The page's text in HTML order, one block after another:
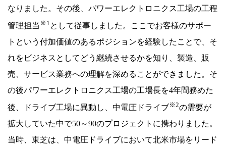
なりました。その後、パワーエレクトロニクス工場の工程
管理担当 ※1 として従事しました。ここでお客様のサポー
トという付加価値のあるポジションを経験したことで、そ
れをビジネスとしてどう継続させるかを知り、製造、販
売、サービス業務への理解を深めることができました。そ
の後パワーエレクトロニクス工場の工場長を4年間務めた
後、ドライブ工場に異動し、中電圧ドライブ※2の需要が
拡大していた中で50～90のプロジェクトに携わりました。
当時、東芝は、中電圧ドライブにおいて北米市場をリード